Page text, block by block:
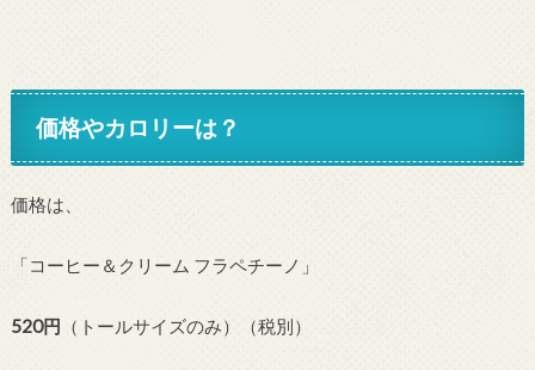
価格やカロリーは？
価格は、
「コーヒー＆クリーム フラペチーノ」
520円 （トールサイズのみ）（税別）